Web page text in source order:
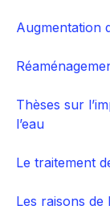
Augmentation
Thèses sur
l’eau
Le traitement
Les raisons de